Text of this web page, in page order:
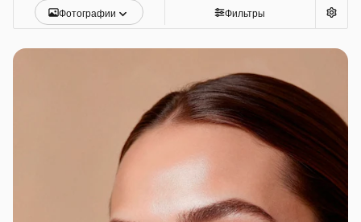
Фотографии Фильтры